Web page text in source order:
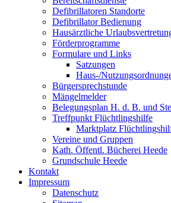
Defibrillatoren Standorte
Defibrillator Bedienung
Hausärztliche
Förderprogramme
Formulare und Links
Satzungen
Haus-/
Bürgersprechstunde
Mängelmelder
Belegungsplan H. d. B. und
Treffpunkt Flüchtlingshilfe
Marktplatz
Vereine und Gruppen
Kath. Öffentl. Bücherei Heede
Grundschule Heede
Kontakt
Impressum
Datenschutz